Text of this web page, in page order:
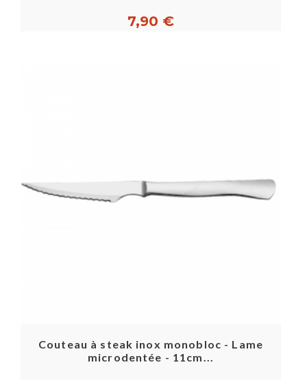
7,90 €
Couteau à steak inox monobloc - Lame
microdentée - 11cm...